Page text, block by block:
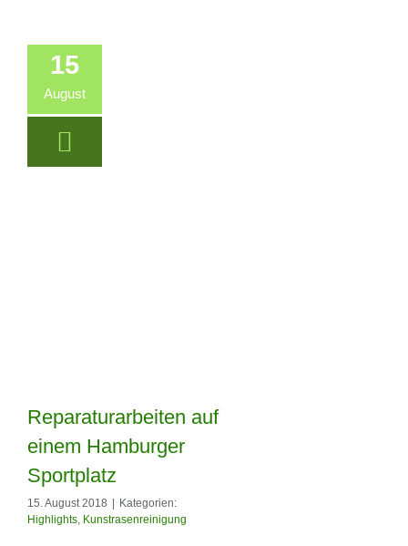
15
August
Reparaturarbeiten
auf einem
Reparaturarbeiten auf
einem Hamburger
Sportplatz
15. August 2018 | Kategorien:
Highlights Kunstrasenreinigung